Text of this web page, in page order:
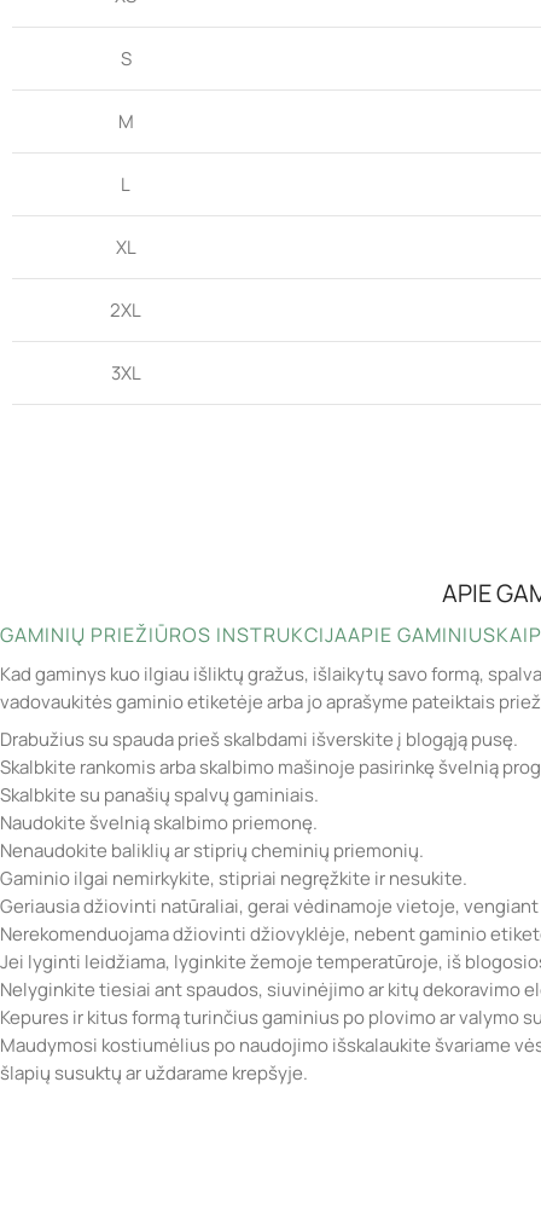
S
M
L
XL
2XL
3XL
APIE
GAMINIŲ PRIEŽIŪROS INSTRUKCIJAAPIE GAMINIUS
Kad gaminys kuo ilgiau išliktų gražus, išlaikytų savo formą,
vadovaukitės gaminio etiketėje arba jo aprašyme pateiktais
Drabužius su spauda prieš skalbdami išverskite į blogąją pusę.
Skalbkite rankomis arba skalbimo mašinoje pasirinkę švelnią
Skalbkite su panašių spalvų gaminiais.
Naudokite švelnią skalbimo priemonę.
Nenaudokite baliklių ar stiprių cheminių priemonių.
Gaminio ilgai nemirkykite, stipriai negręžkite ir nesukite.
Geriausia džiovinti natūraliai, gerai vėdinamoje vietoje,
Nerekomenduojama džiovinti džiovyklėje, nebent gaminio
Jei lyginti leidžiama, lyginkite žemoje temperatūroje, iš
Nelyginkite tiesiai ant spaudos, siuvinėjimo ar kitų dekoravimo
Kepures ir kitus formą turinčius gaminius po plovimo ar valymo
Maudymosi kostiumėlius po naudojimo išskalaukite švariame
šlapių susuktų ar uždarame krepšyje.